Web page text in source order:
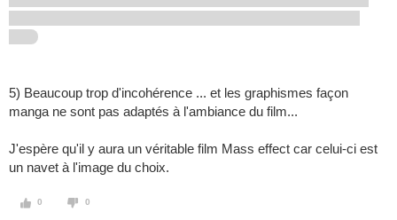
5) Beaucoup trop d'incohérence ... et les graphismes façon
manga ne sont pas adaptés à l'ambiance du film...
J'espère qu'il y aura un véritable film Mass effect car celui-ci est
un navet à l'image du choix.
0 0